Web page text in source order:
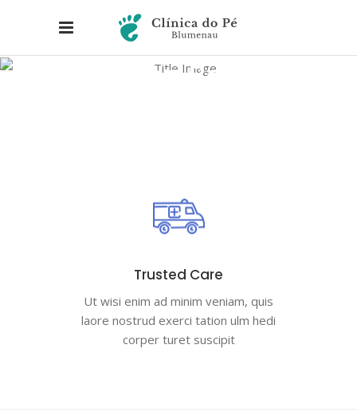
Icon Box
Trusted Care
Ut wisi enim ad minim veniam, quis
laore nostrud exerci tation ulm hedi
corper turet suscipit